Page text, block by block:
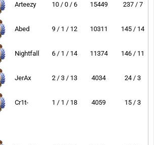
Arteezy 10 / 0 / 6 15449 237 / 7
Abed 9 / 1 / 12 10311 145 / 14
Nightfall 6 / 1 / 14 11374 146 / 11
JerAx 2 / 3 / 13 4034 24 / 3
Cr1t- 1 / 1 / 18 4059 15 / 3